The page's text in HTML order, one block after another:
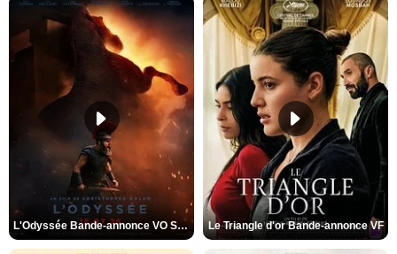
L'Odyssée Bande-annonce VO STFR Le Triangle d'or Bande-annonce VF